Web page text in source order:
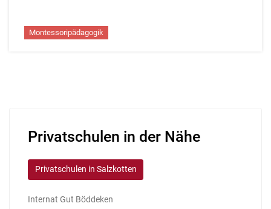
Montessoripädagogik
Privatschulen in der Nähe
Privatschulen in Salzkotten
Internat Gut Böddeken